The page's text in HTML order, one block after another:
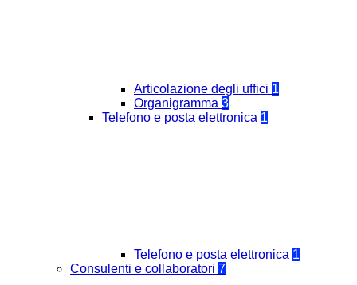
Articolazione degli uffici 1
Organigramma 3
Telefono e posta elettronica 1
Telefono e posta elettronica 1
Consulenti e collaboratori 7